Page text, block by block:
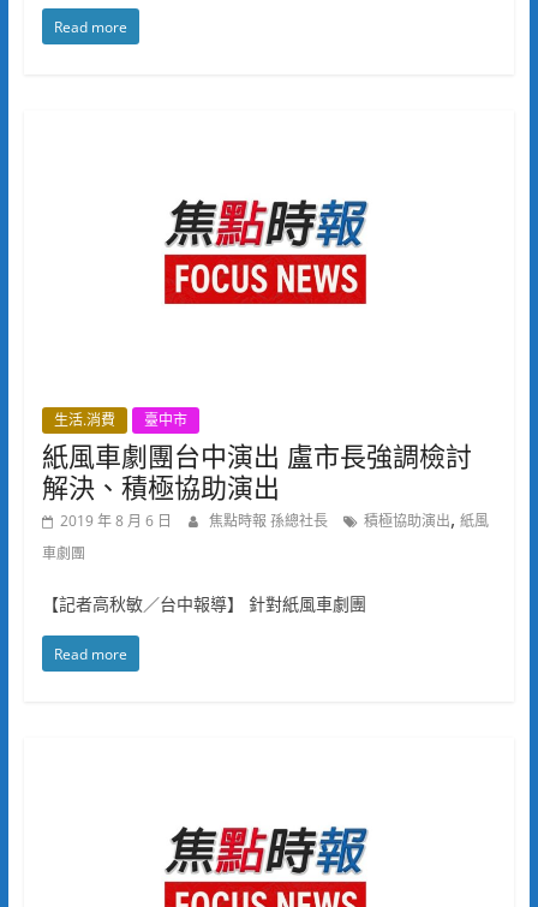
Read more
生活.消費 臺中市
紙風車劇團台中演出 盧市長強調檢討
解決、積極協助演出
2019 年 8 月 6 日 焦點時報 孫總社長 積極協助演出, 紙風
車劇團
【記者高秋敏／台中報導】 針對紙風車劇團
Read more